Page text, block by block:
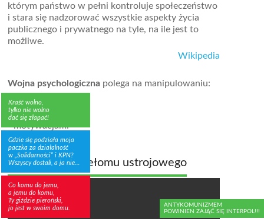
ANTYKOMUNIZMEM
POWINIEN ZAJĄĆ SIĘ INTERPOL!!!
Kraść wolno,
tylko nie wolno
dać się złapać!
Gdzie się podziała moja
paczka za działalność
w „Solidarności” i KPN?
Wszyscy dostali, a ja nie…
Co komu do jemu,
a jemu do komu,
Ty giździe pieroński,
jo jest w swoim domu.
którym państwo w pełni kontroluje społeczeństwo
i stara się nadzorować wszystkie aspekty życia
publicznego i prywatnego na tyle, na ile jest to
możliwe.
Wikipedia
Wojna psychologiczna polega na manipulowaniu:
- lękami
- sumieniem
- motywacjami
Z archiwum przełomu ustrojowego